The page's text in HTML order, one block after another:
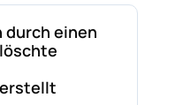
durch einen